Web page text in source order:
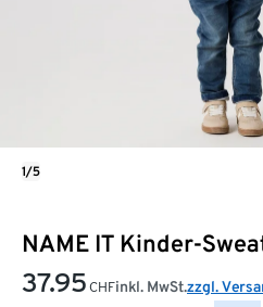
NAME IT Kinder-
37.95 CHFinkl. MwSt.zzgl.
1/5